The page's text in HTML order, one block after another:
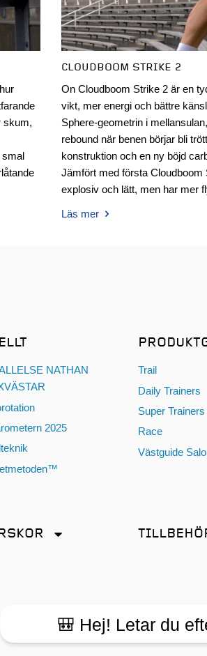
skum,
smal
CLOUDBOOM STRIKE 2
On Cloudboom Strike 2 är en
vikt, mer energi och bättre
Sphere-geometrin i
rebound när benen börjar bli
konstruktion och en ny böjd
Jämfört med första
explosiv och lätt, men har mer
Läs mer
NATHAN
2025
Trail
Daily Trainers
Super Trainers
Race
Västguide
Hörlurar
Klockor och
🎒 Hej! Letar du